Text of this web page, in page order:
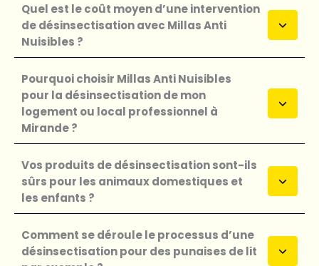
Quel est le coût moyen d’une intervention
de désinsectisation avec Millas Anti
Nuisibles ?
Pourquoi choisir Millas Anti Nuisibles
pour la désinsectisation de mon
logement ou local professionnel à
Mirande ?
Vos produits de désinsectisation sont-ils
sûrs pour les animaux domestiques et
les enfants ?
Comment se déroule le processus d’une
désinsectisation pour des punaises de lit